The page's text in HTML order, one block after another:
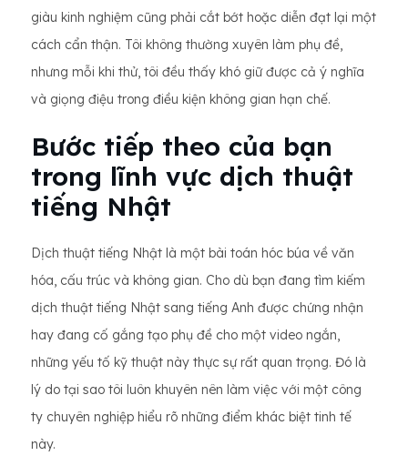
giàu kinh nghiệm cũng phải cắt bớt hoặc diễn đạt lại một
cách cẩn thận. Tôi không thường xuyên làm phụ đề,
nhưng mỗi khi thử, tôi đều thấy khó giữ được cả ý nghĩa
và giọng điệu trong điều kiện không gian hạn chế.
Bước tiếp theo của bạn
trong lĩnh vực dịch thuật
tiếng Nhật
Dịch thuật tiếng Nhật là một bài toán hóc búa về văn
hóa, cấu trúc và không gian. Cho dù bạn đang tìm kiếm
dịch thuật tiếng Nhật sang tiếng Anh được chứng nhận
hay đang cố gắng tạo phụ đề cho một video ngắn,
những yếu tố kỹ thuật này thực sự rất quan trọng. Đó là
lý do tại sao tôi luôn khuyên nên làm việc với một công
ty chuyên nghiệp hiểu rõ những điểm khác biệt tinh tế
này.